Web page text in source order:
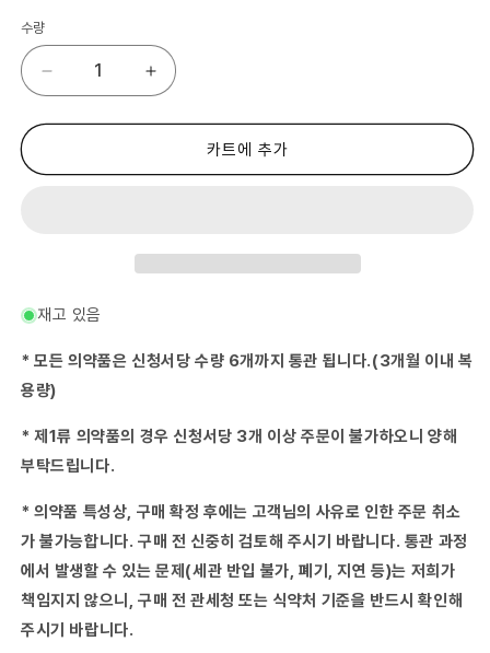
수량
즈
버
린
시
S
120mL
수
량
줄
임
키
즈
버
린
S
량
늘
카트에 추가
재고 있음
* 모든 의약품은 신청서당 수량 6개까지 통관 됩니다.(3개월 이내 복
용량)
* 제1류 의약품의 경우 신청서당 3개 이상 주문이 불가하오니 양해
부탁드립니다.
* 의약품 특성상, 구매 확정 후에는 고객님의 사유로 인한 주문 취소
가 불가능합니다. 구매 전 신중히 검토해 주시기 바랍니다. 통관 과정
에서 발생할 수 있는 문제(세관 반입 불가, 폐기, 지연 등)는 저희가
책임지지 않으니, 구매 전 관세청 또는 식약처 기준을 반드시 확인해
주시기 바랍니다.